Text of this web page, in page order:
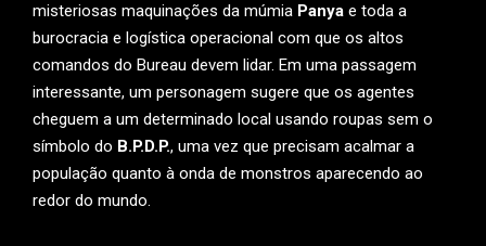
misteriosas maquinações da múmia Panya e toda a
burocracia e logística operacional com que os altos
comandos do Bureau devem lidar. Em uma passagem
interessante, um personagem sugere que os agentes
cheguem a um determinado local usando roupas sem o
símbolo do B.P.D.P., uma vez que precisam acalmar a
população quanto à onda de monstros aparecendo ao
redor do mundo.